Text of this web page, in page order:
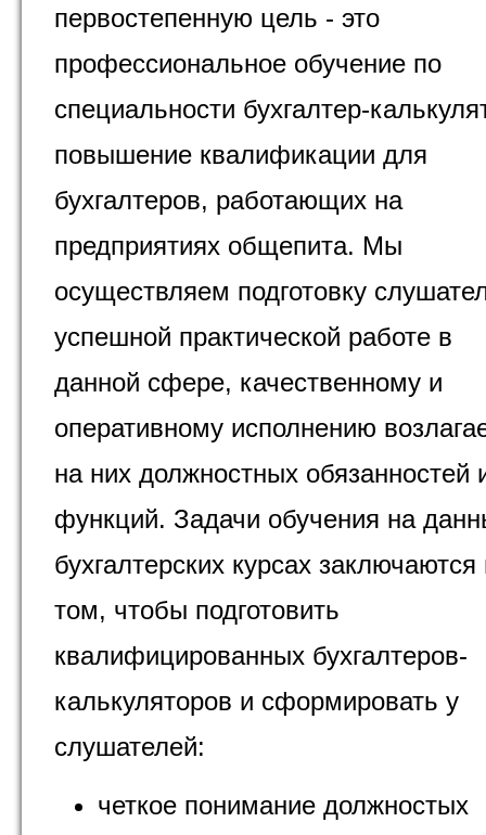
первостепенную цель - это
профессиональное обучение по
специальности бухгалтер-
повышение квалификации для
бухгалтеров, работающих на
предприятиях общепита. Мы
осуществляем подготовку
успешной практической работе в
данной сфере, качественному и
оперативному исполнению
на них должностных обязанностей
функций. Задачи обучения на
бухгалтерских курсах заключаются
том, чтобы подготовить
квалифицированных бухгалтеров-
калькуляторов и сформировать у
слушателей:
четкое понимание должностых